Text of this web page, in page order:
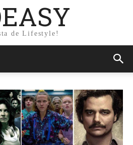
de Lifestyle!